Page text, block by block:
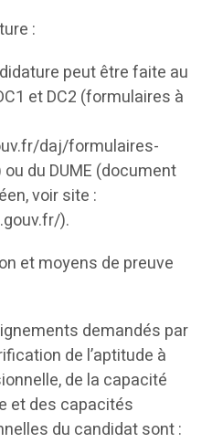
:
peut être faite au
et DC2 (formulaires à
daj/formulaires-
du DUME (document
voir site :
).
et moyens de preuve
demandés par
de l’aptitude à
de la capacité
et des capacités
du candidat sont :